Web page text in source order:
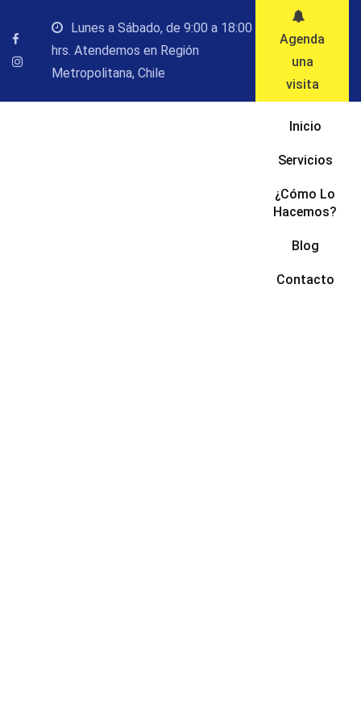
contenido
Lunes a Sábado, de 9:00 a 18:00
hrs. Atendemos en Región
Metropolitana, Chile
Agenda
una
visita
Inicio
Servicios
¿Cómo Lo
Hacemos?
Blog
Contacto